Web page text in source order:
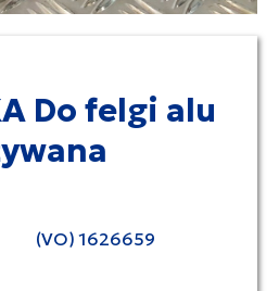
Do felgi alu
(VO) 1626659